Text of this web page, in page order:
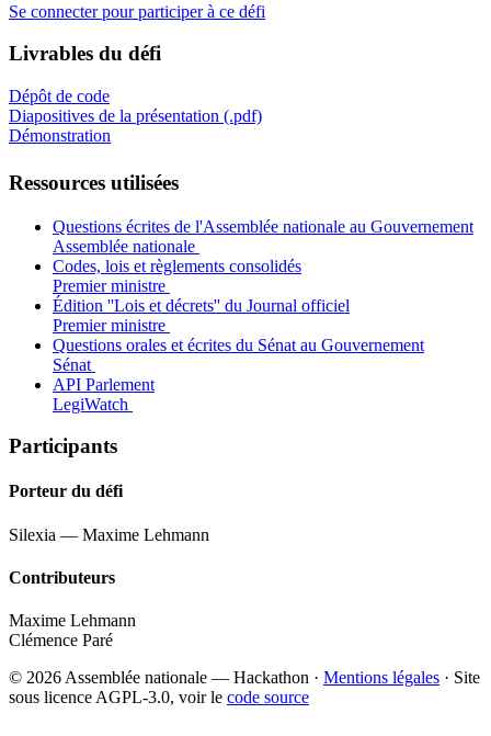
Se connecter pour participer à ce défi
Livrables du défi
Dépôt de code
Diapositives de la présentation (.pdf)
Démonstration
Ressources utilisées
Questions écrites de l'Assemblée nationale au Gouvernement
Assemblée nationale
Codes, lois et règlements consolidés
Premier ministre
Édition ''Lois et décrets'' du Journal officiel
Premier ministre
Questions orales et écrites du Sénat au Gouvernement
Sénat
API Parlement
LegiWatch
Participants
Porteur du défi
Silexia — Maxime Lehmann
Contributeurs
Maxime Lehmann
Clémence Paré
© 2026 Assemblée nationale — Hackathon · Mentions légales · Site
sous licence AGPL-3.0, voir le code source